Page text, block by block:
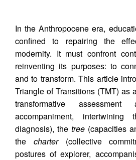
In the Anthropocene era,
confined to repairing the
modernity. It must confront
reinventing its purposes: to
and to transform. This article
Triangle of Transitions (TMT) as
transformative assessment
accompaniment, intertwining
diagnosis), the tree (capacities
the charter(collective
postures of explorer,